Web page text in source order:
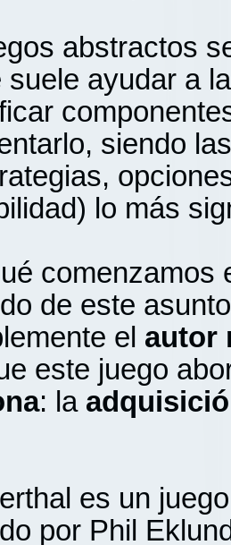
abstractos
suele ayudar a
siendo
lo más
comenzamos
de este
el autor
este juego
: la
es un
por Phil